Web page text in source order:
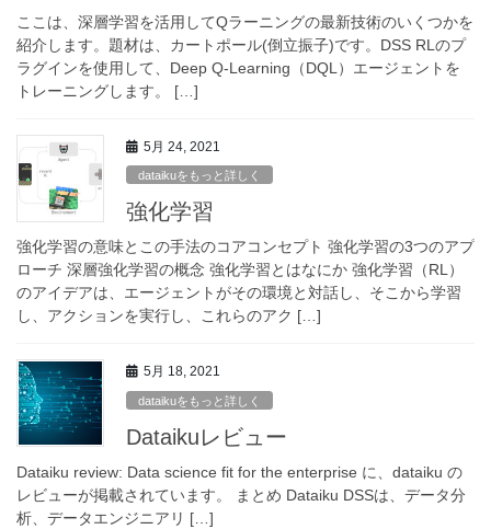
ここは、深層学習を活用してQラーニングの最新技術のいくつかを
紹介します。題材は、カートポール(倒立振子)です。DSS RLのプ
ラグインを使用して、Deep Q-Learning（DQL）エージェントを
トレーニングします。 […]
5月 24, 2021
dataikuをもっと詳しく
強化学習
強化学習の意味とこの手法のコアコンセプト 強化学習の3つのアプ
ローチ 深層強化学習の概念 強化学習とはなにか 強化学習（RL）
のアイデアは、エージェントがその環境と対話し、そこから学習
し、アクションを実行し、これらのアク […]
5月 18, 2021
dataikuをもっと詳しく
Dataikuレビュー
Dataiku review: Data science fit for the enterprise に、dataiku の
レビューが掲載されています。 まとめ Dataiku DSSは、データ分
析、データエンジニアリ […]